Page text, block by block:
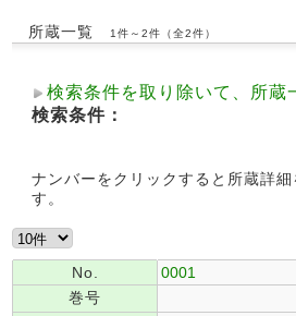
所蔵一覧 1件～2件（全2件）
検索条件を取り除いて、所蔵
検索条件：
ナンバーをクリックすると所蔵詳細
す。
No.
0001
巻号